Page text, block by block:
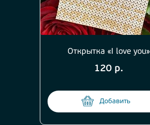
Открытка «I love you»
120 р.
Добавить